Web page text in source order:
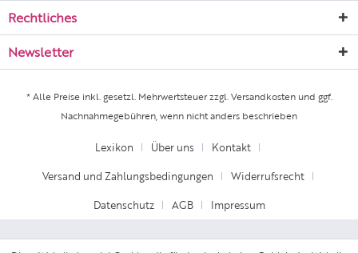
Rechtliches
Newsletter
* Alle Preise inkl. gesetzl. Mehrwertsteuer zzgl.Versandkostenund ggf.
Nachnahmegebühren, wenn nicht anders beschrieben
Lexikon Über uns Kontakt
Versand und Zahlungsbedingungen Widerrufsrecht
Datenschutz AGB Impressum